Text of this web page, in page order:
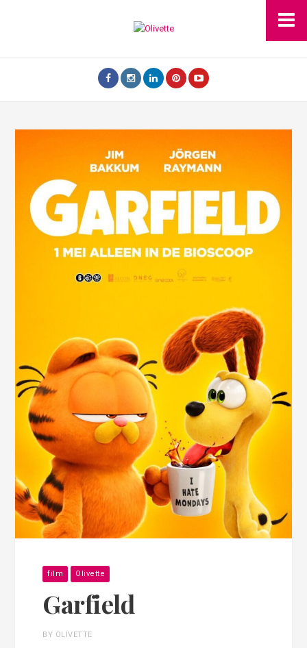
film Olivette
Garfield
BY OLIVETTE